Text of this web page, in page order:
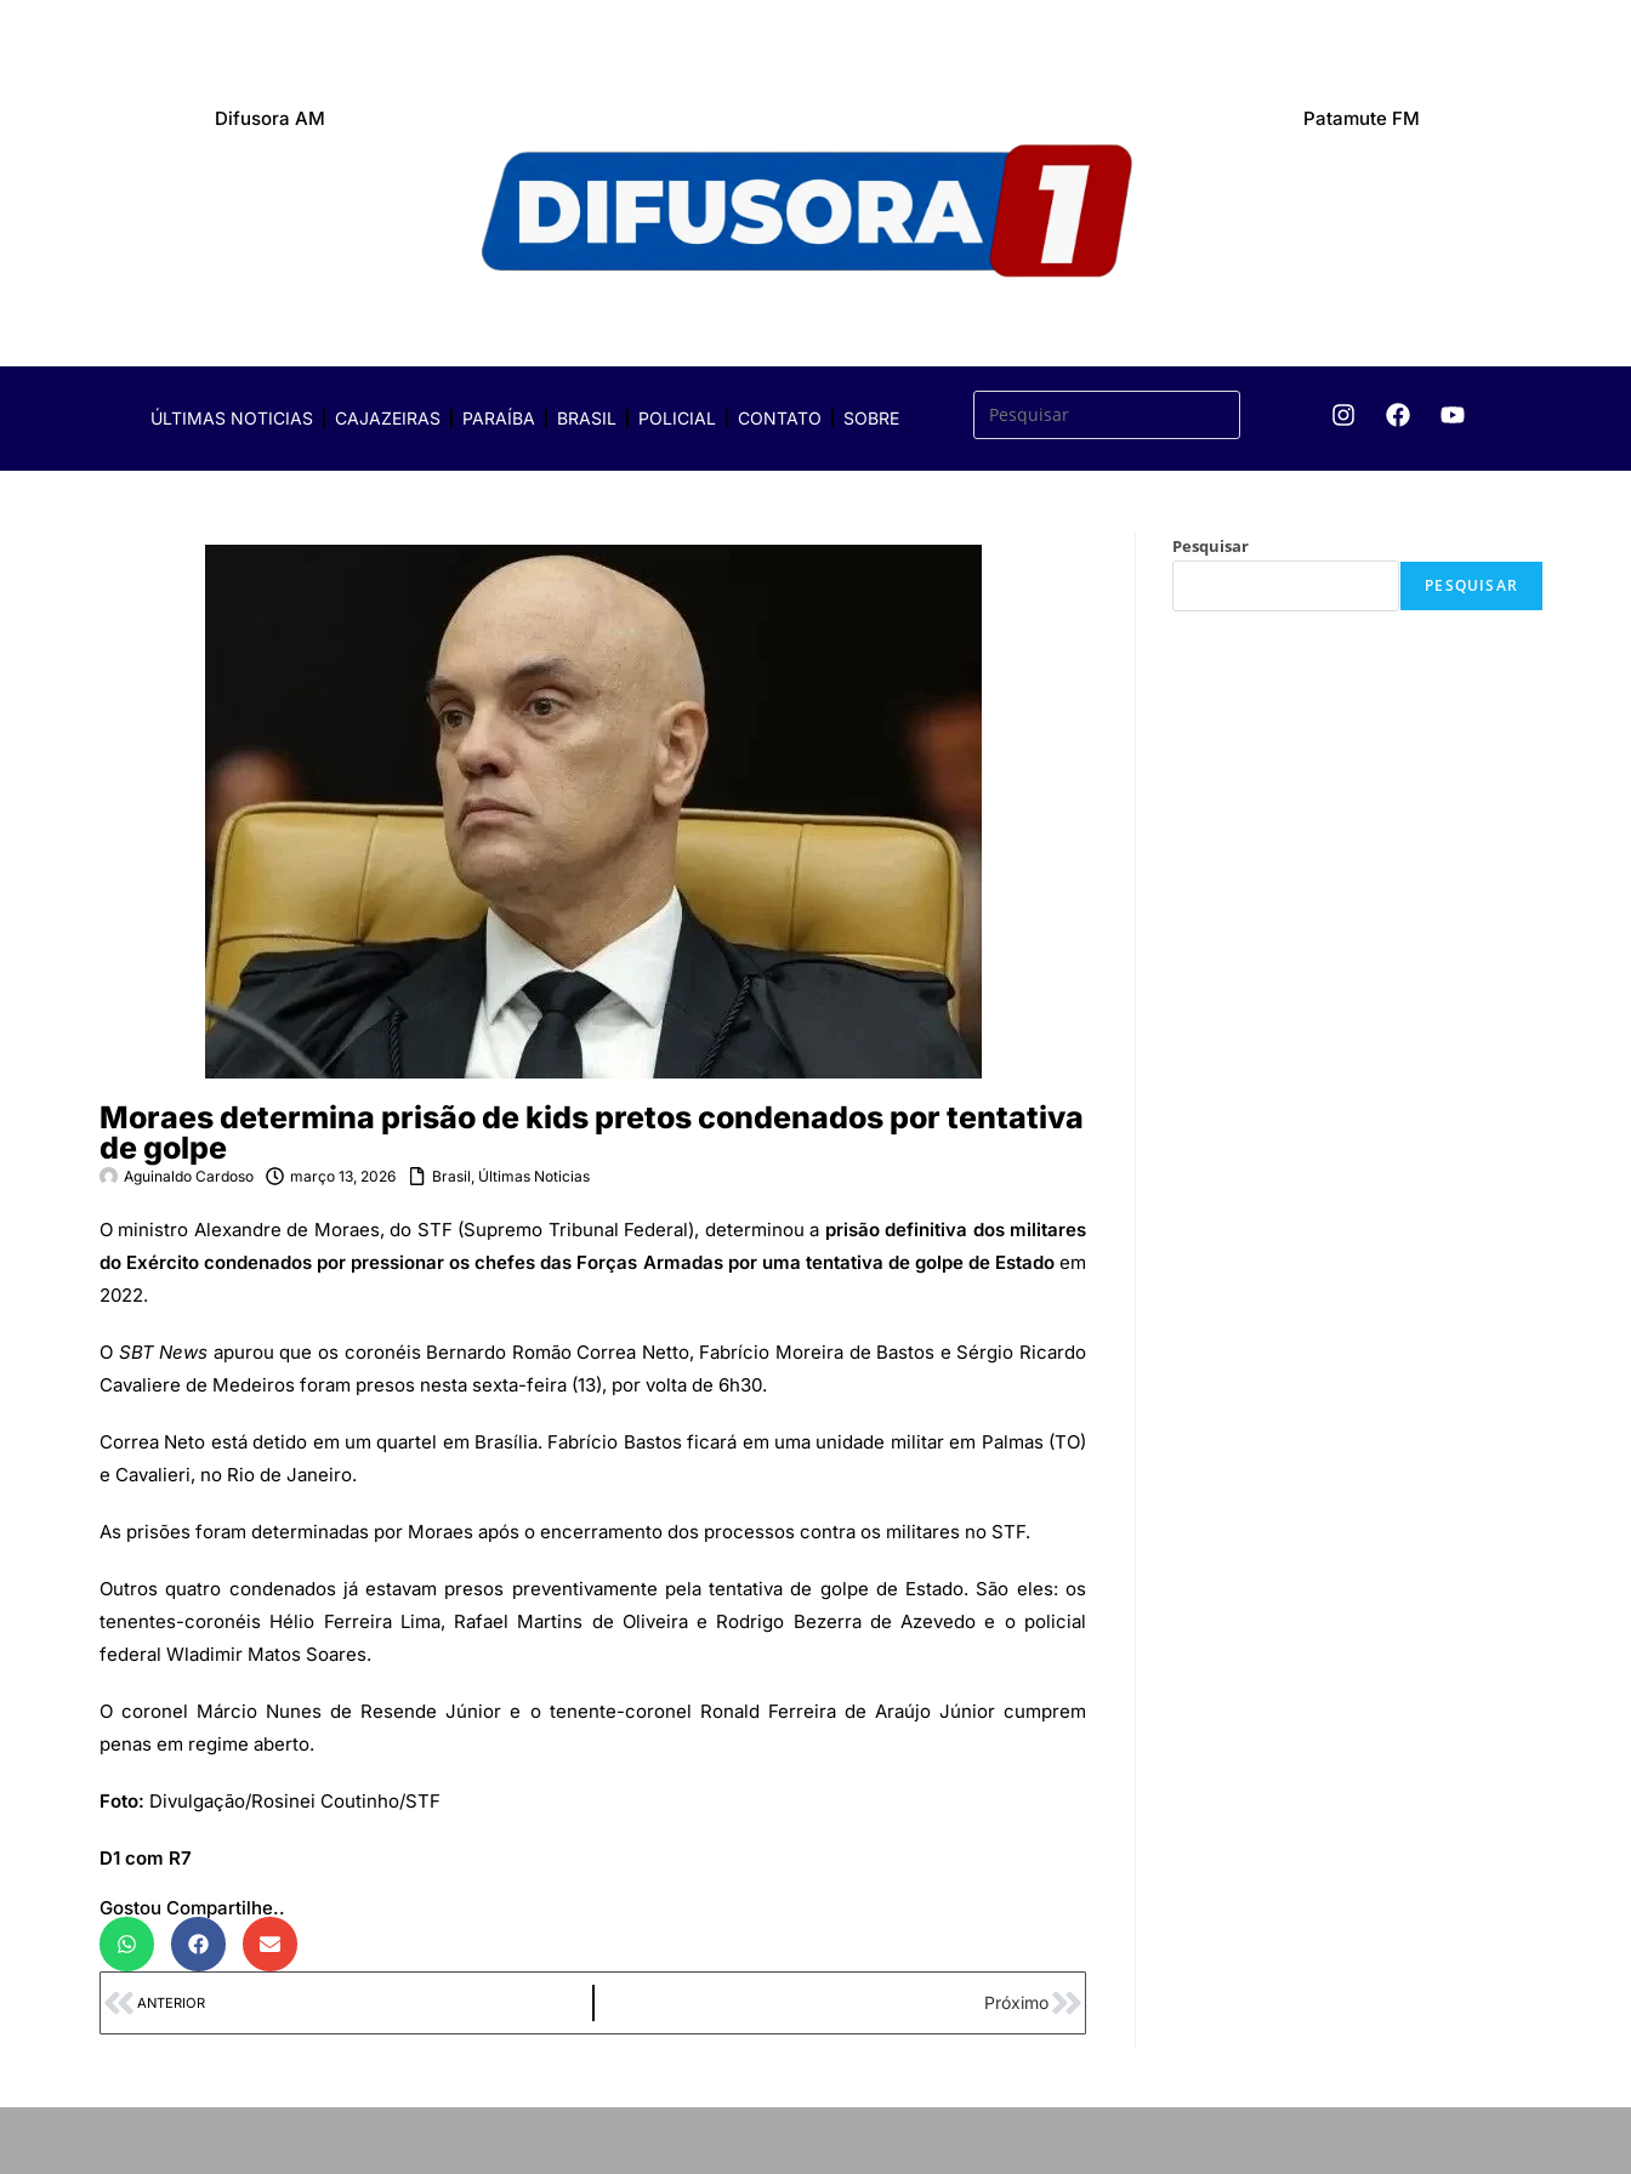
Difusora AM Patamute FM
ÚLTIMAS NOTICIAS CAJAZEIRAS PARAÍBA BRASIL POLICIAL CONTATO SOBRE
Moraes determina prisão de kids pretos condenados por tentativa
de golpe
Aguinaldo Cardoso março 13, 2026 Brasil Últimas Noticias
O ministro Alexandre de Moraes, do STF (Supremo Tribunal Federal), determinou a prisão definitiva dos militares
do Exército condenados por pressionar os chefes das Forças Armadas por uma tentativa de golpe de Estadoem
2022.
O SBT News apurou que os coronéis Bernardo Romão Correa Netto, Fabrício Moreira de Bastos e Sérgio Ricardo
Cavaliere de Medeiros foram presos nesta sexta-feira (13), por volta de 6h30.
Correa Neto está detido em um quartel em Brasília. Fabrício Bastos ficará em uma unidade militar em Palmas (TO)
e Cavalieri, no Rio de Janeiro.
As prisões foram determinadas por Moraes após o encerramento dos processos contra os militares no STF.
Outros quatro condenados já estavam presos preventivamente pela tentativa de golpe de Estado. São eles: os
tenentes-coronéis Hélio Ferreira Lima, Rafael Martins de Oliveira e Rodrigo Bezerra de Azevedo e o policial
federal Wladimir Matos Soares.
O coronel Márcio Nunes de Resende Júnior e o tenente-coronel Ronald Ferreira de Araújo Júnior cumprem
penas em regime aberto.
Foto: Divulgação/Rosinei Coutinho/STF
D1 com R7
Gostou Compartilhe..
ANTERIOR Próximo
Pesquisar
PESQUISAR